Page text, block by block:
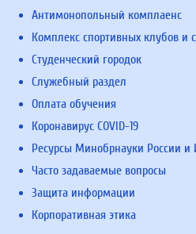
Антимонопольный комплаенс
Комплекс спортивных клубов и
Студенческий городок
Служебный раздел
Оплата обучения
Коронавирус COVID-19
Ресурсы Минобрнауки России и
Часто задаваемые вопросы
Защита информации
Корпоративная этика